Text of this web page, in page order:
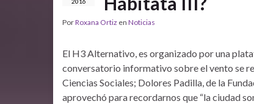
PorRoxana Ortiz en Noticias
El H3 Alternativo, es organizado por una
conversatorio informativo sobre el vento se
Ciencias Sociales; Dolores Padilla, de la
aprovechó para recordarnos que “la ciudad